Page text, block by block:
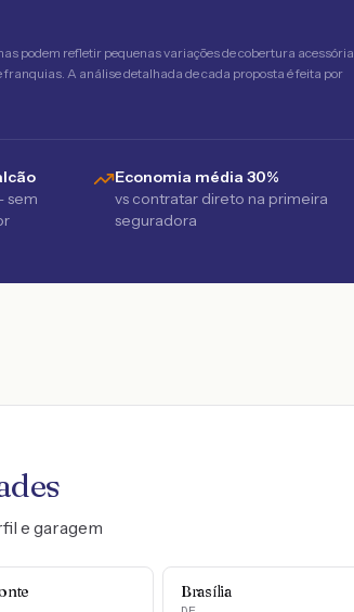
podem refletir pequenas variações de cobertura acessória
A análise detalhada de cada proposta é feita por
sem
Economia média 30%
vs contratar direto na primeira
seguradora
e garagem
Brasília